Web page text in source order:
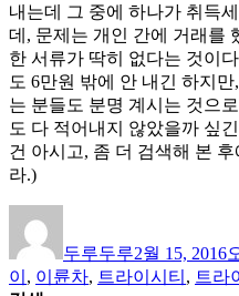
내는데 그 중에 하나가 취득
데, 문제는 개인 간에 거래를
한 서류가 딱히 없다는 것이
도 6만원 밖에 안 내긴 하지
는 분들도 분명 계시는 것으
도 다 적어내지 않았을까 싶
건 아시고, 좀 더 검색해 본
라.)
이
두루두루일
자
2월 15, 2016
이 , 이륜차, 트라이시티 , 트라